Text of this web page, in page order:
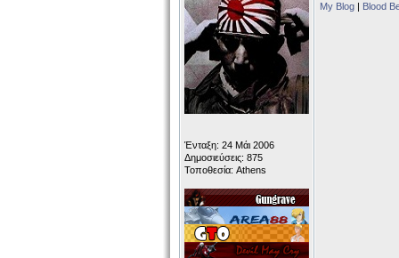
Ένταξη: 24 Μάι 2006
Δημοσιεύσεις: 875
Τοποθεσία: Athens
My Blog | Blood